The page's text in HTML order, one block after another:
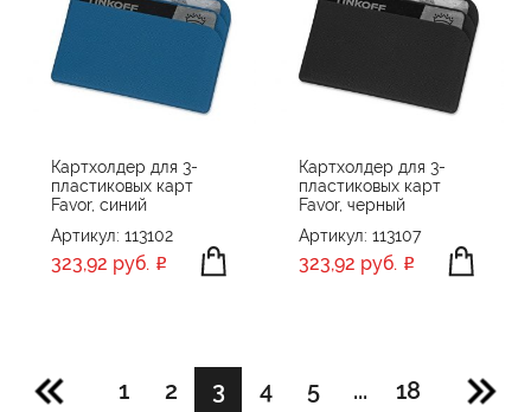
Картхолдер для 3-
пластиковых карт
Favor, синий
Артикул: 113102
323,92 руб.
Картхолдер для 3-
пластиковых карт
Favor, черный
Артикул: 113107
323,92 руб.
1 2 3 4 5 ... 18